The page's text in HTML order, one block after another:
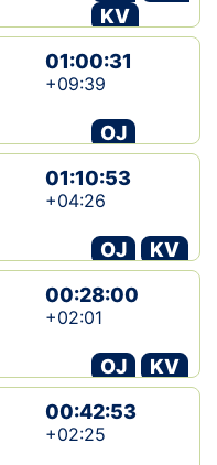
KV
01:00:31
+09:39
OJ
01:10:53
+04:26
OJ
KV
00:28:00
+02:01
OJ
KV
00:42:53
+02:25